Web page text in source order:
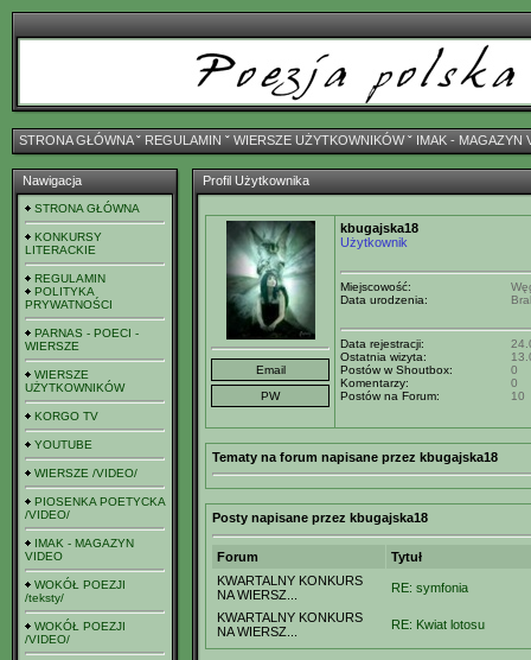
STRONA GŁÓWNAˇ REGULAMIN ˇ WIERSZE UŻYTKOWNIKÓWˇ IMAK - MAGAZYN
Nawigacja
STRONA GŁÓWNA
KONKURSY
LITERACKIE
REGULAMIN
POLITYKA
PRYWATNOŚCI
PARNAS - POECI -
WIERSZE
WIERSZE
UŻYTKOWNIKÓW
KORGO TV
YOUTUBE
WIERSZE /VIDEO/
PIOSENKA POETYCKA
/VIDEO/
IMAK - MAGAZYN
VIDEO
WOKÓŁ POEZJI
/teksty/
WOKÓŁ POEZJI
/VIDEO/
Profil Użytkownika
kbugajska18
Użytkownik
Miejscowość:
Data urodzenia:
Data rejestracji:
Ostatnia wizyta:
Postów w Shoutbox:
0
Komentarzy:
0
Postów na Forum:
10
Tematy na forum napisane przez kbugajska18
Posty napisane przez kbugajska18
Forum
Tytuł
KWARTALNY KONKURS
NA WIERSZ...
RE: symfonia
KWARTALNY KONKURS
NA WIERSZ...
RE: Kwiat lotosu